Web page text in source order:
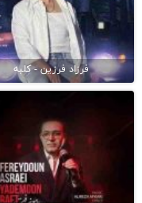
فرزاد فرزین - کلبه